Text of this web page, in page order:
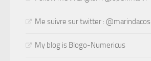
Me suivre sur twitter : @marindacos
My blog is Blogo-Numericus